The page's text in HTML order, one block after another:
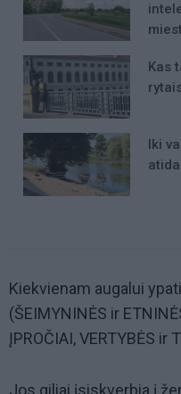
Kas
Iki
Kiekvienam augalui
(ŠEIMYNINĖS ir
ĮPROČIAI, VERTYBĖS ir